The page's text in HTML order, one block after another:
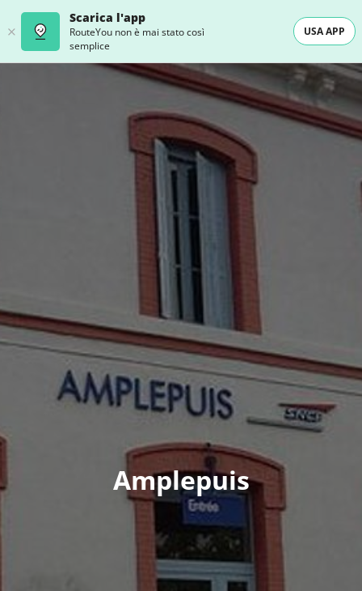
Scarica l'app
RouteYou non è mai stato così
semplice
USA APP
Amplepuis